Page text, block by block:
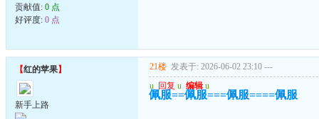
贡献值: 0 点
好评度: 0 点
【红的苹果】
新手上路
21楼 发表于: 2026-06-02 23:10 ---
u 回复 u 编辑 u
佩服==佩服===佩服====佩服